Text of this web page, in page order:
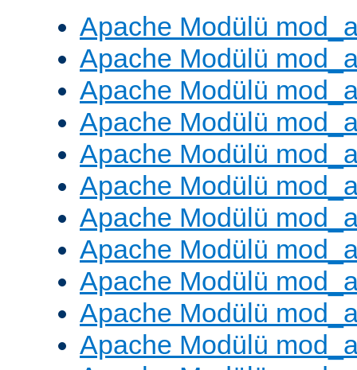
Apache Modülü
Apache Modülü
Apache Modülü
Apache Modülü
Apache Modülü
Apache Modülü
Apache Modülü
Apache Modülü
Apache Modülü
Apache Modülü
Apache Modülü